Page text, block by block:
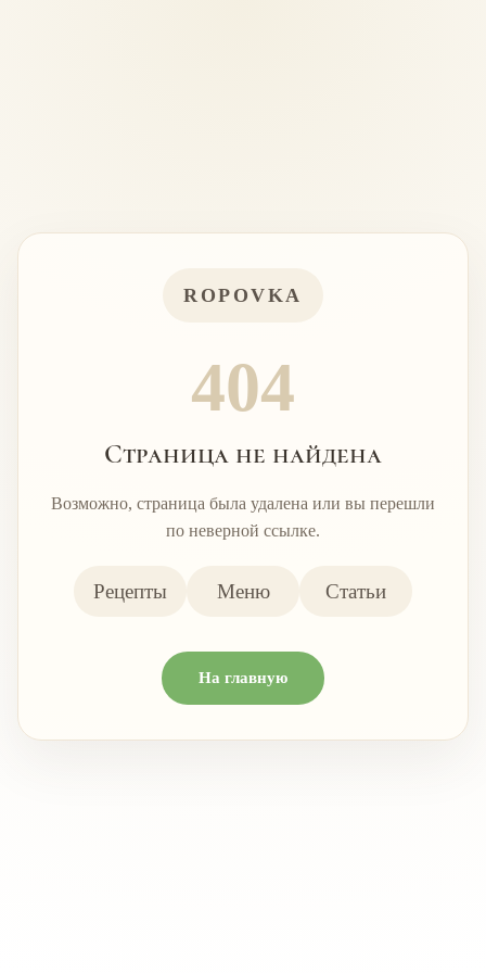
ROPOVKA
404
Страница не найдена
Возможно, страница была удалена или вы перешли
по неверной ссылке.
Рецепты Меню Статьи
На главную